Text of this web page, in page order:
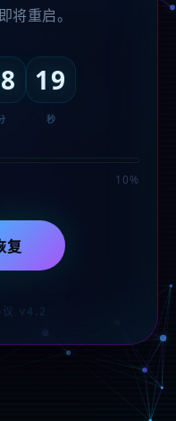
将重启。
19
秒
10%
复
v4.2